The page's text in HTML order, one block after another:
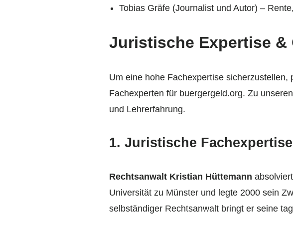
Tobias Gräfe (Journalist und Autor) –
Juristische Expertise
Um eine hohe Fachexpertise
Fachexperten für buergergeld.org. Zu
und Lehrerfahrung.
1. Juristische
Rechtsanwalt Kristian Hüttemann
Universität zu Münster und legte 2000 sein
selbständiger Rechtsanwalt bringt er seine